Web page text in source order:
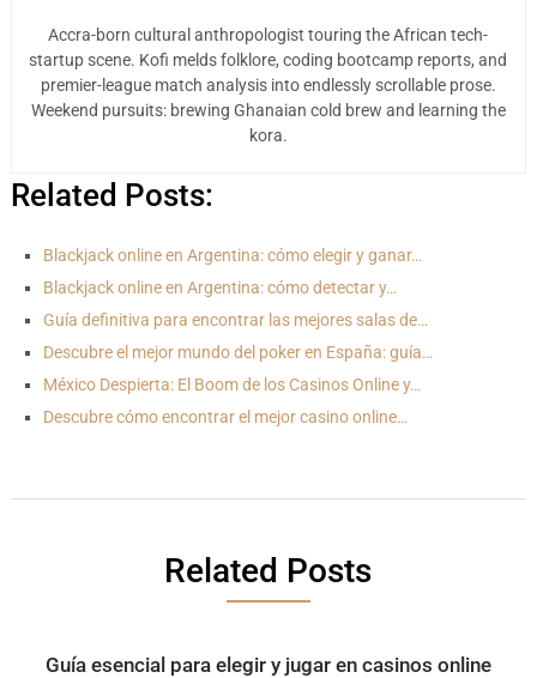
Accra-born cultural anthropologist touring the African tech-
startup scene. Kofi melds folklore, coding bootcamp reports, and
premier-league match analysis into endlessly scrollable prose.
Weekend pursuits: brewing Ghanaian cold brew and learning the
kora.
Related Posts:
Blackjack online en Argentina: cómo elegir y ganar…
Blackjack online en Argentina: cómo detectar y…
Guía definitiva para encontrar las mejores salas de…
Descubre el mejor mundo del poker en España: guía…
México Despierta: El Boom de los Casinos Online y…
Descubre cómo encontrar el mejor casino online…
Related Posts
Guía esencial para elegir y jugar en casinos online